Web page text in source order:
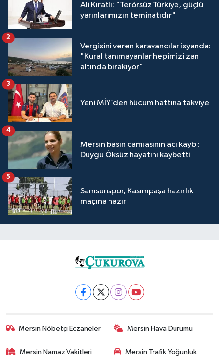
Ali Kıratlı: "Terörsüz Türkiye, güçlü
yarınlarımızın teminatıdır"
Vergisini veren karavancılar isyanda:
"Kural tanımayanlar hepimizi zan
altında bırakıyor"
2
Yeni MİY’den hücum hattına takviye
3
Mersin basın camiasının acı kaybı:
Duygu Öksüz hayatını kaybetti
4
Samsunspor, Kasımpaşa hazırlık
maçına hazır
5
Mersin Nöbetçi Eczaneler Mersin Hava Durumu
Mersin Namaz Vakitleri Mersin Trafik Yoğunluk